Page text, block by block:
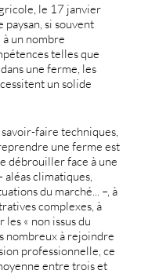
le 17 janvier
si souvent
un nombre
telles que
une ferme, les
un solide
faire techniques,
une ferme est
débrouiller face à une
climatiques,
du marché... –, à
complexes, à
« non issus du
nombreux à rejoindre
professionnelle, ce
entre trois et